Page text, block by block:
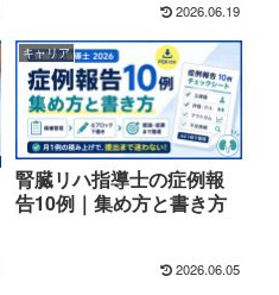
2026.06.19
キャリア
腎臓リハ指導士の症例報
告10例｜集め方と書き方
2026.06.05